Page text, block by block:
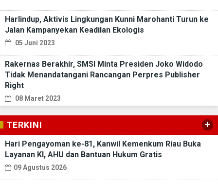
Harlindup, Aktivis Lingkungan Kunni Marohanti Turun ke
Jalan Kampanyekan Keadilan Ekologis
05 Juni 2023
Rakernas Berakhir, SMSI Minta Presiden Joko Widodo
Tidak Menandatangani Rancangan Perpres Publisher
Right
08 Maret 2023
TERKINI +
Hari Pengayoman ke-81, Kanwil Kemenkum Riau Buka
Layanan KI, AHU dan Bantuan Hukum Gratis
09 Agustus 2026